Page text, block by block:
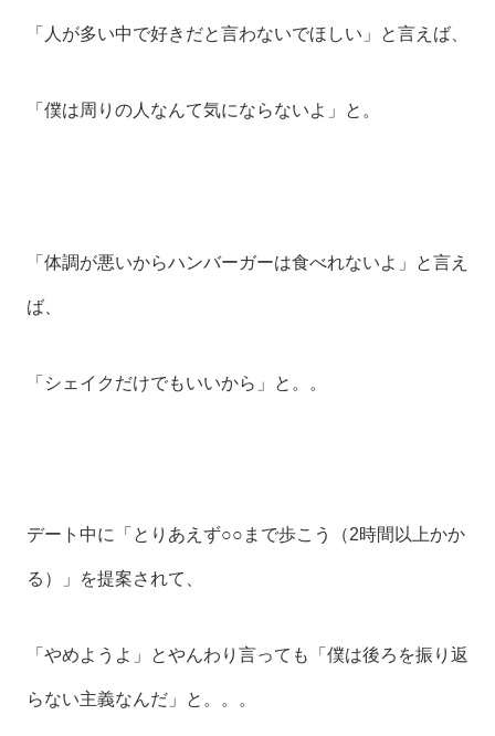
「人が多い中で好きだと言わないでほしい」と言えば、
「僕は周りの人なんて気にならないよ」と。
「体調が悪いからハンバーガーは食べれないよ」と言え
ば、
「シェイクだけでもいいから」と。。
デート中に「とりあえず○○まで歩こう（2時間以上かか
る）」を提案されて、
「やめようよ」とやんわり言っても「僕は後ろを振り返
らない主義なんだ」と。。。